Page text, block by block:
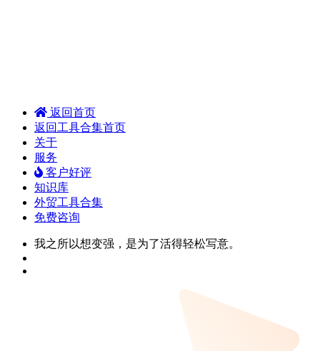
返回首页
返回工具合集首页
关于
服务
客户好评
知识库
外贸工具合集
免费咨询
我之所以想变强，是为了活得轻松写意。